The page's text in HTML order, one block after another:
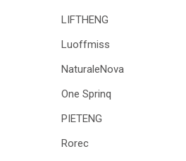
LIFTHENG
Luoffmiss
NaturaleNova
One Sprinq
PIETENG
Rorec